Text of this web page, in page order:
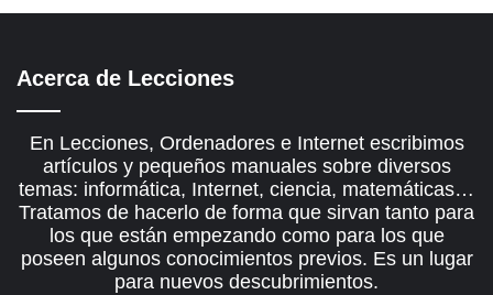
Acerca de Lecciones
En Lecciones, Ordenadores e Internet escribimos
artículos y pequeños manuales sobre diversos
temas: informática, Internet, ciencia, matemáticas…
Tratamos de hacerlo de forma que sirvan tanto para
los que están empezando como para los que
poseen algunos conocimientos previos. Es un lugar
para nuevos descubrimientos.